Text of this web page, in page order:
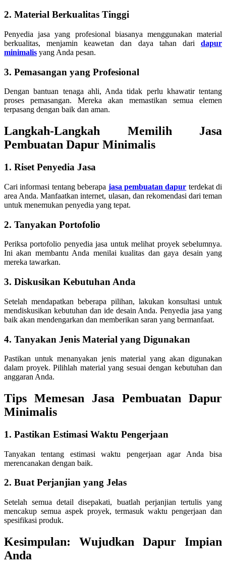
2. Material Berkualitas Tinggi
Penyedia jasa yang profesional biasanya menggunakan material
berkualitas, menjamin keawetan dan daya tahan dari dapur
minimalis yang Anda pesan.
3. Pemasangan yang Profesional
Dengan bantuan tenaga ahli, Anda tidak perlu khawatir tentang
proses pemasangan. Mereka akan memastikan semua elemen
terpasang dengan baik dan aman.
Langkah-Langkah Memilih Jasa
Pembuatan Dapur Minimalis
1. Riset Penyedia Jasa
Cari informasi tentang beberapa jasa pembuatan dapur terdekat di
area Anda. Manfaatkan internet, ulasan, dan rekomendasi dari teman
untuk menemukan penyedia yang tepat.
2. Tanyakan Portofolio
Periksa portofolio penyedia jasa untuk melihat proyek sebelumnya.
Ini akan membantu Anda menilai kualitas dan gaya desain yang
mereka tawarkan.
3. Diskusikan Kebutuhan Anda
Setelah mendapatkan beberapa pilihan, lakukan konsultasi untuk
mendiskusikan kebutuhan dan ide desain Anda. Penyedia jasa yang
baik akan mendengarkan dan memberikan saran yang bermanfaat.
4. Tanyakan Jenis Material yang Digunakan
Pastikan untuk menanyakan jenis material yang akan digunakan
dalam proyek. Pilihlah material yang sesuai dengan kebutuhan dan
anggaran Anda.
Tips Memesan Jasa Pembuatan Dapur
Minimalis
1. Pastikan Estimasi Waktu Pengerjaan
Tanyakan tentang estimasi waktu pengerjaan agar Anda bisa
merencanakan dengan baik.
2. Buat Perjanjian yang Jelas
Setelah semua detail disepakati, buatlah perjanjian tertulis yang
mencakup semua aspek proyek, termasuk waktu pengerjaan dan
spesifikasi produk.
Kesimpulan: Wujudkan Dapur Impian
Anda